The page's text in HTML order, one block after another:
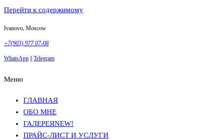
Перейти к содержимому
Ivanovo, Moscow
+7(903) 977 07-08
WhatsApp Telegram
Меню
ГЛАВНАЯ
ОБО МНЕ
ГАЛЕРЕЯNEW!
ПРАЙС-ЛИСТ И УСЛУГИ